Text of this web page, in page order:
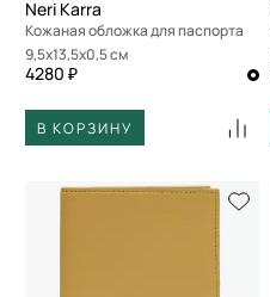
Neri Karra
Кожаная обложка для паспорта
9,5x13,5x0,5 см
4280 ₽
В КОРЗИНУ